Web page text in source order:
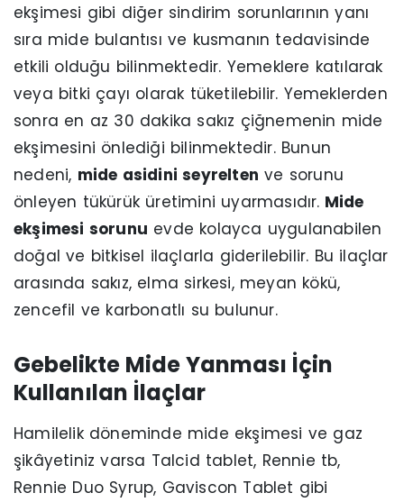
ekşimesi gibi diğer sindirim sorunlarının yanı
sıra mide bulantısı ve kusmanın tedavisinde
etkili olduğu bilinmektedir. Yemeklere katılarak
veya bitki çayı olarak tüketilebilir. Yemeklerden
sonra en az 30 dakika sakız çiğnemenin mide
ekşimesini önlediği bilinmektedir. Bunun
nedeni, mide asidini seyrelten ve sorunu
önleyen tükürük üretimini uyarmasıdır. Mide
ekşimesi sorunu evde kolayca uygulanabilen
doğal ve bitkisel ilaçlarla giderilebilir. Bu ilaçlar
arasında sakız, elma sirkesi, meyan kökü,
zencefil ve karbonatlı su bulunur.
Gebelikte Mide Yanması İçin
Kullanılan İlaçlar
Hamilelik döneminde mide ekşimesi ve gaz
şikâyetiniz varsa Talcid tablet, Rennie tb,
Rennie Duo Syrup, Gaviscon Tablet gibi